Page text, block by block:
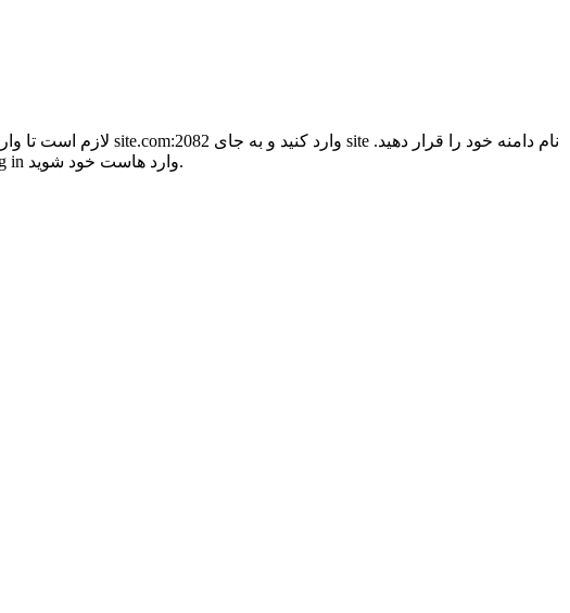
پس از مراجعه به این آدرس با صفحه زیر رو‌به‌رو خواهید شد، نام کاربری و رمز خود را وارد کرده و سپس با کلیک روی دکمه Log in وارد هاست خود شوید.